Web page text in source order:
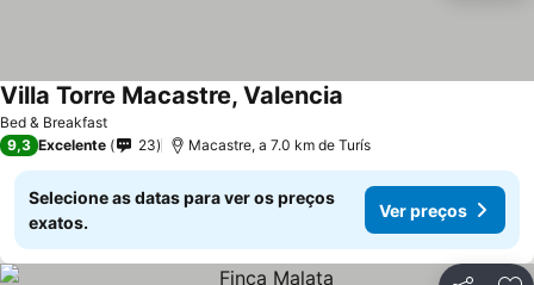
Bed & Breakfast
Villa Torre Macastre, Valencia
9,3 Excelente 23 Macastre, a 7.0 km de Turís
Selecione as datas para ver os preços
exatos.
Ver preços